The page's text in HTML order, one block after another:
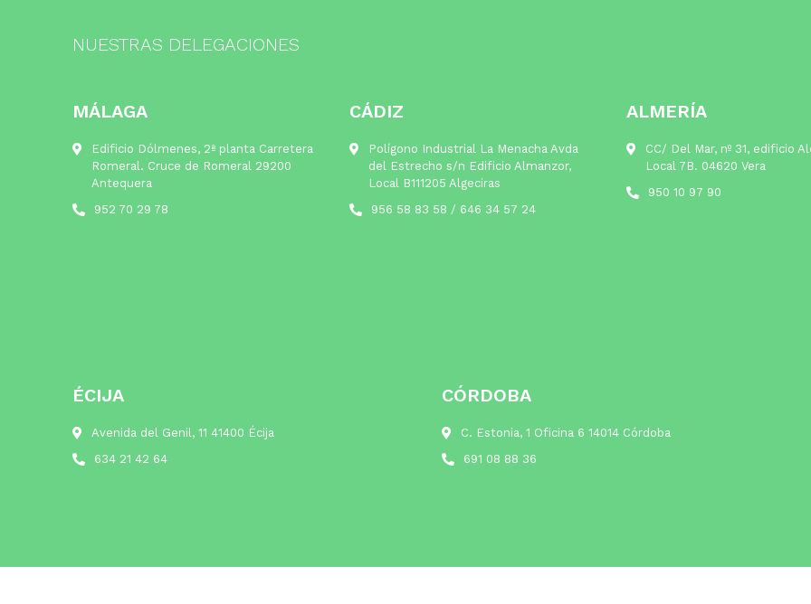
NUESTRAS DELEGACIONES
MÁLAGA
Edificio Dólmenes, 2ª planta Carretera
Romeral. Cruce de Romeral 29200
Antequera
952 70 29 78
CÁDIZ
Polígono Industrial La Menacha Avda
del Estrecho s/n Edificio Almanzor,
Local B111205 Algeciras
956 58 83 58 / 646 34 57 24
ALMERÍA
CC/ Del Mar, nº 31, edificio
Local 7B. 04620 Vera
950 10 97 90
ÉCIJA
Avenida del Genil, 11 41400 Écija
634 21 42 64
CÓRDOBA
C. Estonia, 1 Oficina 6 14014 Córdoba
691 08 88 36